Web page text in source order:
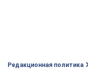
Редакционная политика